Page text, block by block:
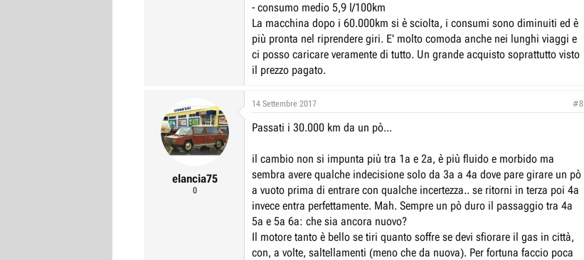
- consumo medio 5,9 l/100km
La macchina dopo i 60.000km si è sciolta, i consumi sono diminuiti ed è
più pronta nel riprendere giri. E' molto comoda anche nei lunghi viaggi e
ci posso caricare veramente di tutto. Un grande acquisto soprattutto visto
il prezzo pagato.
elancia75
0
14 Settembre 2017 #8
Passati i 30.000 km da un pò...
il cambio non si impunta più tra 1a e 2a, è più fluido e morbido ma
sembra avere qualche indecisione solo da 3a a 4a dove pare girare un pò
a vuoto prima di entrare con qualche incertezza.. se ritorni in terza poi 4a
invece entra perfettamente. Mah. Sempre un pò duro il passaggio tra 4a
5a e 5a 6a: che sia ancora nuovo?
Il motore tanto è bello se tiri quanto soffre se devi sfiorare il gas in città,
con, a volte, saltellamenti (meno che da nuova). Per fortuna faccio poca